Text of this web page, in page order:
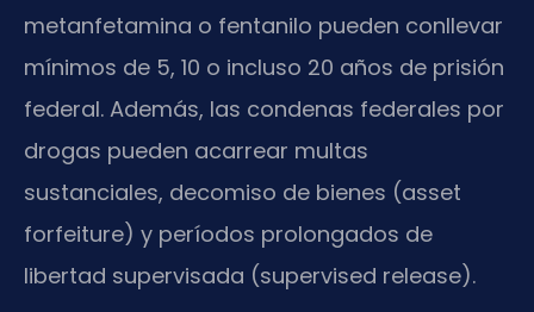
metanfetamina o fentanilo pueden conllevar
mínimos de 5, 10 o incluso 20 años de prisión
federal. Además, las condenas federales por
drogas pueden acarrear multas
sustanciales, decomiso de bienes (asset
forfeiture) y períodos prolongados de
libertad supervisada (supervised release).